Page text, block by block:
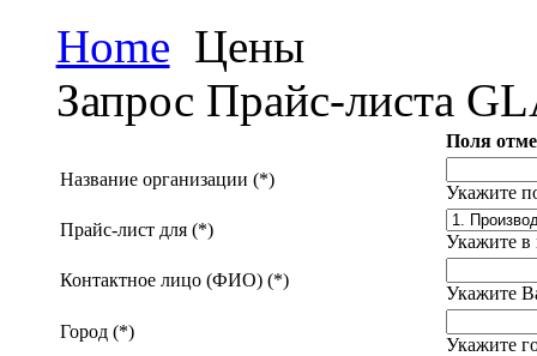
Home Цены
Запрос Прайс-листа
Поля
Название организации (*)
Укажите
Прайс-лист для (*)
Укажите в
Контактное лицо (ФИО) (*)
Укажите
Город (*)
Укажите